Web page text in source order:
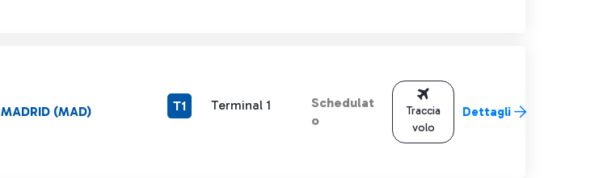
MADRID (MAD) T1 Terminal 1
Schedulat
o
Traccia
volo
Dettagli